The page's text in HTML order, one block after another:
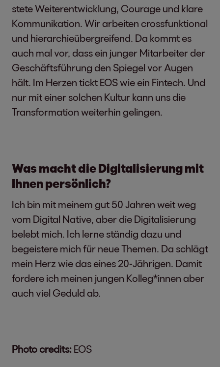
stete Weiterentwicklung, Courage und klare
Kommunikation. Wir arbeiten crossfunktional
und hierarchieübergreifend. Da kommt es
auch mal vor, dass ein junger Mitarbeiter der
Geschäftsführung den Spiegel vor Augen
hält. Im Herzen tickt EOS wie ein Fintech. Und
nur mit einer solchen Kultur kann uns die
Transformation weiterhin gelingen.
Was macht die Digitalisierung mit
Ihnen persönlich?
Ich bin mit meinem gut 50 Jahren weit weg
vom Digital Native, aber die Digitalisierung
belebt mich. Ich lerne ständig dazu und
begeistere mich für neue Themen. Da schlägt
mein Herz wie das eines 20-Jährigen. Damit
fordere ich meinen jungen Kolleg*innen aber
auch viel Geduld ab.
Photo credits: EOS